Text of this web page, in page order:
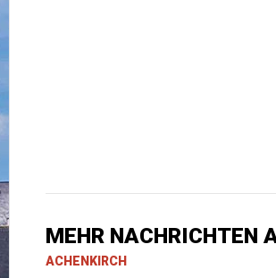
MEHR NACHRICHTEN
ACHENKIRCH